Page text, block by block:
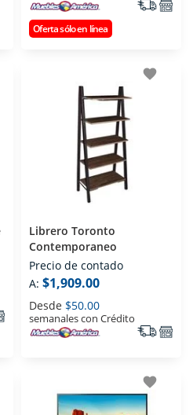
Oferta sólo en línea
favorite
Librero Toronto
Contemporaneo
Precio de contado
A: $1,909.00
Desde $50.00
semanales con Crédito
favorite